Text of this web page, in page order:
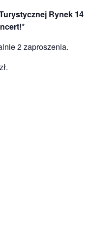
Rynek 14
2 zaproszenia.